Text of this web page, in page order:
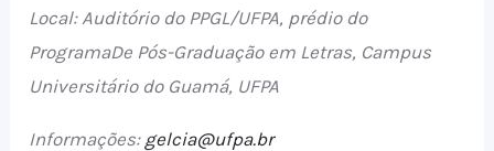
Local: Auditório do PPGL/UFPA, prédio do
ProgramaDe Pós-Graduação em Letras, Campus
Universitário do Guamá, UFPA
Informações: gelcia@ufpa.br